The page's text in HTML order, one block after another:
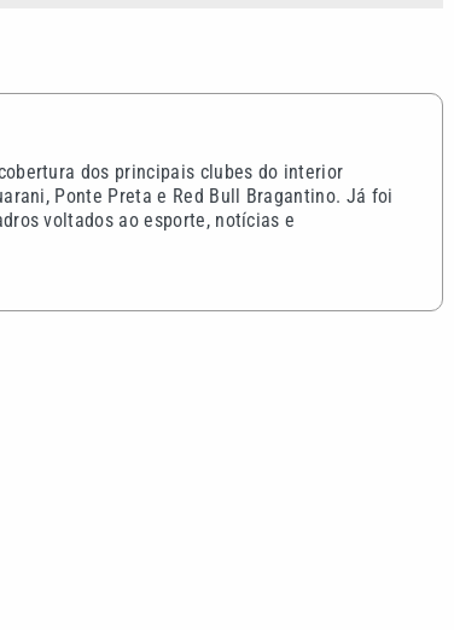
dos principais clubes do interior
Ponte Preta e Red Bull Bragantino. Já foi
voltados ao esporte, notícias e